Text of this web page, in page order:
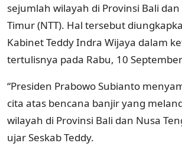
sejumlah wilayah di Provinsi Bali
Timur (NTT). Hal tersebut
Kabinet Teddy Indra Wijaya dalam
tertulisnya pada Rabu, 10
“Presiden Prabowo Subianto
cita atas bencana banjir yang
wilayah di Provinsi Bali dan Nusa
ujar Seskab Teddy.